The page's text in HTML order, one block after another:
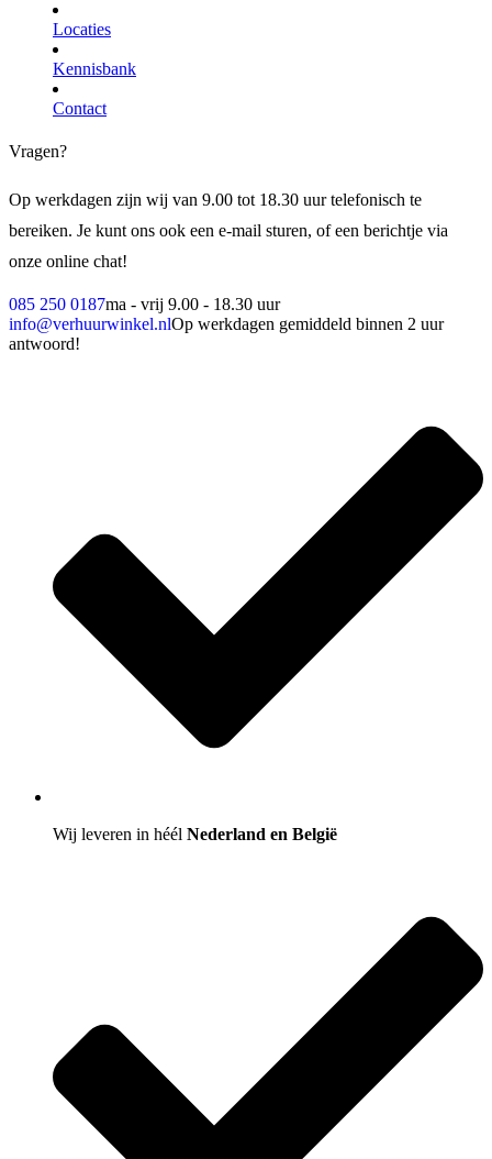
Locaties
Kennisbank
Contact
Vragen?
Op werkdagen zijn wij van 9.00 tot 18.30 uur telefonisch te
bereiken. Je kunt ons ook een e-mail sturen, of een berichtje via
onze online chat!
085 250 0187ma - vrij 9.00 - 18.30 uur
info@verhuurwinkel.nlOp werkdagen gemiddeld binnen 2 uur
antwoord!
Wij leveren in héél Nederland en België